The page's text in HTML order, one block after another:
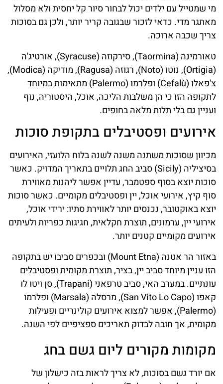
מי שמטייל עם ילדים יכול לבחור סיור קל יחסית ולא מסלול
מאתגר מדי. כדאי לזכור שבגובה קריר יותר, ולכן גם בסוכות
צריך שכבה ארוכה.
טאורמינה (Taormina), סירקוזה (Syracuse), אורטיג'ה
(Ortigia), נוטו (Noto), רגוזה (Ragusa), מודיקה (Modica),
צ'פאלו (Cefalù) ופלרמו (Palermo) מתאימות במיוחד
לתקופה הזו כי הן משלבות הליכה, אוכל, היסטוריה, נוף
ועניין גם בלי תלות מלאה בחופים.
אירועים ופסטיבלים בתקופת סוכות
מכיוון שסוכות משתנה משנה לשנה בלוח הלועזי, האירועים
בסיציליה (Sicily) סביב החג תלויים בתאריך המדויק. כאשר
סוכות יוצא בסוף ספטמבר, עדיין אפשר ליהנות מאווירת
סוף קיץ, אירועי אוכל, יין ופסטיבלים מקומיים. כאשר סוכות
יוצא באוקטובר, נכנסים יותר לאווירת סתיו: ירידי אוכל,
אירועי יין, ערמונים, תוצרת חקלאית, חגיגות כפריות ולעיתים
אירועים מקומיים קטנים יותר.
באזור הר אטנה (Mount Etna) ובכפרים סביבו יש בתקופה
הזו עניין מיוחד סביב יין, בציר, תוצרת מקומית ופסטיבלים
עונתיים. במערב האי, סביב טרפאני (Trapani), סן ויטו לו
קאפו (San Vito Lo Capo), מרסלה (Marsala) ופלרמו
(Palermo), אפשר למצוא אירועים קולינריים ופעילות
מקומית, אך חובה לבדוק תאריכים ספציפיים לפי השנה.
מקומות מקורים ליום גשם בחג
אם יורד גשם בסוכות, לא צריך לראות בזה כישלון של